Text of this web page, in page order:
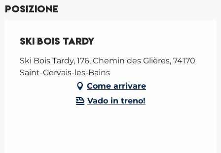
Posizione
Ski bois Tardy
Ski Bois Tardy, 176, Chemin des Glières, 74170
Saint-Gervais-les-Bains
Come arrivare
Vado in treno!